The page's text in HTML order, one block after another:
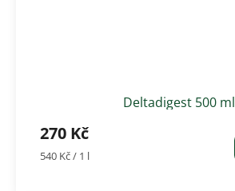
Deltadigest 500 ml
270 Kč
Měrná
540 Kč / 1 l